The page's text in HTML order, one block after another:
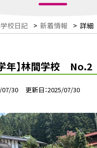
学校日記 > 新着情報 > 詳細
年】林間学校 No.2
07/30 更新日 2025/07/30